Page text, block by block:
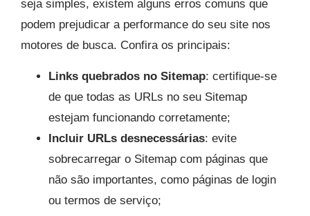
seja simples, existem alguns erros comuns que
podem prejudicar a performance do seu site nos
motores de busca. Confira os principais:
Links quebrados no Sitemap: certifique-se
de que todas as URLs no seu Sitemap
estejam funcionando corretamente;
Incluir URLs desnecessárias: evite
sobrecarregar o Sitemap com páginas que
não são importantes, como páginas de login
ou termos de serviço;